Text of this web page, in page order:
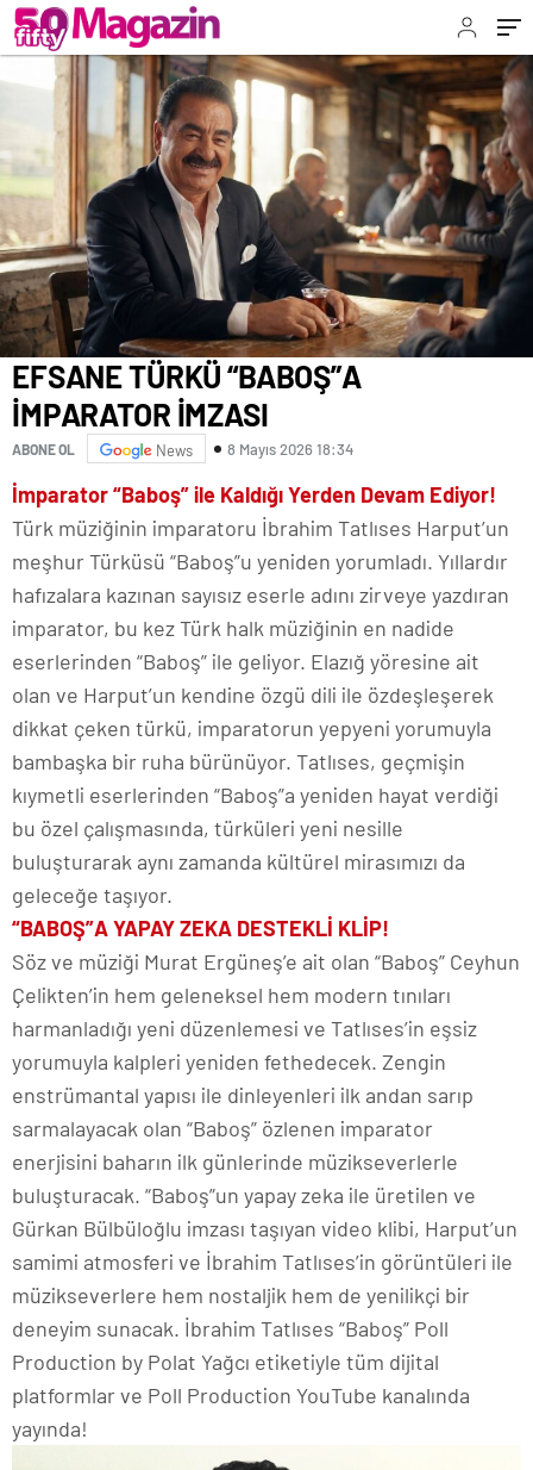
EFSANE TÜRKÜ “BABOŞ”A
İMPARATOR İMZASI
ABONE OL News 8 Mayıs 2026 18:34
İmparator “Baboş” ile Kaldığı Yerden Devam Ediyor!
Türk müziğinin imparatoru İbrahim Tatlıses Harput’un
meşhur Türküsü “Baboş”u yeniden yorumladı. Yıllardır
hafızalara kazınan sayısız eserle adını zirveye yazdıran
imparator, bu kez Türk halk müziğinin en nadide
eserlerinden “Baboş” ile geliyor. Elazığ yöresine ait
olan ve Harput’un kendine özgü dili ile özdeşleşerek
dikkat çeken türkü, imparatorun yepyeni yorumuyla
bambaşka bir ruha bürünüyor. Tatlıses, geçmişin
kıymetli eserlerinden “Baboş”a yeniden hayat verdiği
bu özel çalışmasında, türküleri yeni nesille
buluşturarak aynı zamanda kültürel mirasımızı da
geleceğe taşıyor.
“BABOŞ”A YAPAY ZEKA DESTEKLİ KLİP!
Söz ve müziği Murat Ergüneş’e ait olan “Baboş” Ceyhun
Çelikten’in hem geleneksel hem modern tınıları
harmanladığı yeni düzenlemesi ve Tatlıses’in eşsiz
yorumuyla kalpleri yeniden fethedecek. Zengin
enstrümantal yapısı ile dinleyenleri ilk andan sarıp
sarmalayacak olan “Baboş” özlenen imparator
enerjisini baharın ilk günlerinde müzikseverlerle
buluşturacak. “Baboş”un yapay zeka ile üretilen ve
Gürkan Bülbüloğlu imzası taşıyan video klibi, Harput’un
samimi atmosferi ve İbrahim Tatlıses’in görüntüleri ile
müzikseverlere hem nostaljik hem de yenilikçi bir
deneyim sunacak. İbrahim Tatlıses “Baboş” Poll
Production by Polat Yağcı etiketiyle tüm dijital
platformlar ve Poll Production YouTube kanalında
yayında!